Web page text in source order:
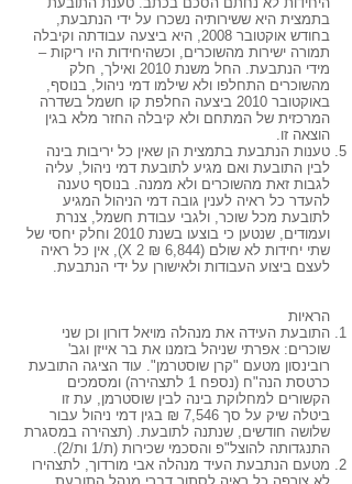
בתמצית היא ששירותיה נשכרו על ידי הנתבעת,
בחודש אוקטובר 2008, היא ביצעה עבודתה וקיבלה
תמורה ישירות מהשוכרים, וכשהיחידות היו ריקות –
מידי הנתבעת. החל משנת 2010 ואילך, חלק
מהשוכרים התחלפו ולא שילמו דמי ניהול, בנוסף,
באוקטובר 2010 ביצעה החלפת קו חשמל בשדרה
המרכזית של המתחם ולא קיבלה החזר מלא בגין
הוצאה זו.
טענות הנתבעת בתמצית הן שאין כל יריבות בינה
לבין התובעת ואם מגיע לתובעת דמי ניהול, עליה
לגבות זאת מהשוכרים ולא ממנה. בנוסף טענה
להעדר כל ראיה לענין גובה דמי הניהול המגיע
לתובעת מכל שוכר, ולגבי עבודת חשמל, צנרת
ועמודים, שנטען כי בוצעו בשנת 2010 וחלק יחסי של
שתי יחידות לא שולם (6,844 ₪ X 2), אין כל ראיה
לעצם ביצוע העבודות ולאישורן על ידי הנתבעת.
הראיות
התובעת העידה את מנהלה מויאל דורון וכן שני
שוכרים: אפרתי שניהל בזמנו את בר אייזן וגב'
רובינסון מטעם "קרן שוסטרמן". עוד הציגה התובעת
כרטסת הנה"ח (נספח 1 לתצהירה) ומסמכים
הקשורים למחלוקת בינה לבין שוסטרמן, עת זו
ביטלה שיק על סך 7,546 ₪ בגין דמי ניהול עבור
שלושה חודשים, שנתנה לתובעת. (תצהירה במסגרת
התנגדותה להוצל"פ והסכמי שכירות (ת/1 ות/2).
מטעם הנתבעת העיד מנהלה אבי מורדוך, לתצהירו